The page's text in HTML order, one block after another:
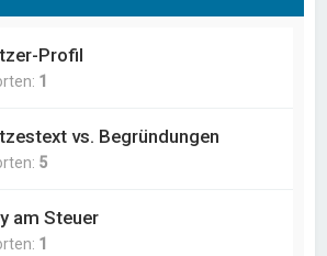
Profil
1
vs. Begründungen
5
am Steuer
1